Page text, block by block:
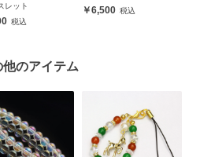
レット
6,500
のアイテム